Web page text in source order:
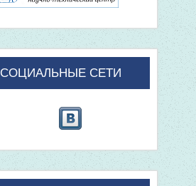
СОЦИАЛЬНЫЕ СЕТИ